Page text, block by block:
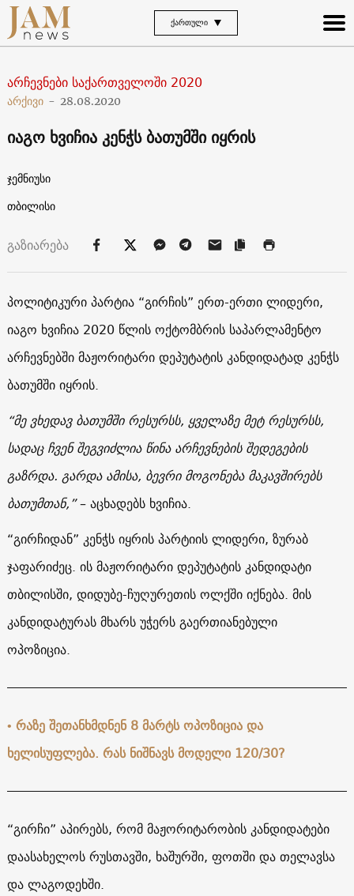
ᲥᲐᲠᲗᲣᲚᲘ
არჩევნები საქართველოში 2020
არქივი - 28.08.2020
იაგო ხვიჩია კენჭს ბათუმში იყრის
ჯემნიუსი
თბილისი
გაზიარება
პოლიტიკური პარტია “გირჩის” ერთ-ერთი ლიდერი,
იაგო ხვიჩია 2020 წლის ოქტომბრის საპარლამენტო
არჩევნებში მაჟორიტარი დეპუტატის კანდიდატად კენჭს
ბათუმში იყრის.
“მე ვხედავ ბათუმში რესურსს, ყველაზე მეტ რესურსს,
სადაც ჩვენ შეგვიძლია წინა არჩევნების შედეგების
გაზრდა. გარდა ამისა, ბევრი მოგონება მაკავშირებს
ბათუმთან,”– აცხადებს ხვიჩია.
“გირჩიდან” კენჭს იყრის პარტიის ლიდერი, ზურაბ
ჯაფარიძეც. ის მაჟორიტარი დეპუტატის კანდიდატი
თბილისში, დიდუბე-ჩუღურეთის ოლქში იქნება. მის
კანდიდატურას მხარს უჭერს გაერთიანებული
ოპოზიცია.
• რაზე შეთანხმდნენ 8 მარტს ოპოზიცია და
ხელისუფლება. რას ნიშნავს მოდელი 120/30?
“გირჩი” აპირებს, რომ მაჟორიტარობის კანდიდატები
დაასახელოს რუსთავში, ხაშურში, ფოთში და თელავსა
და ლაგოდეხში.